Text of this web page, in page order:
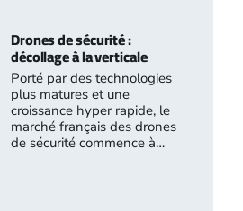
Drones de sécurité :
décollage à la verticale
Porté par des technologies
plus matures et une
croissance hyper rapide, le
marché français des drones
de sécurité commence à…